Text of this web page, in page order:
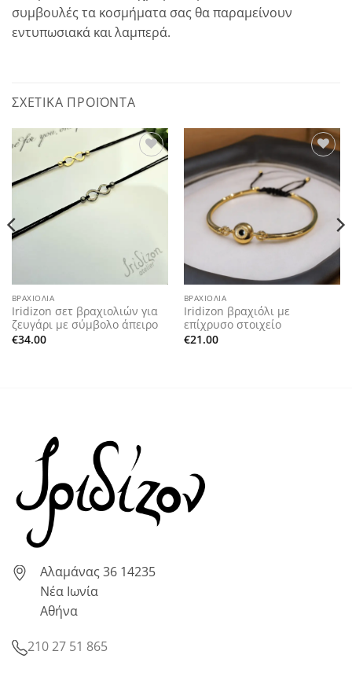
συμβουλές τα κοσμήματα σας θα παραμείνουν
εντυπωσιακά και λαμπερά.
ΣΧΕΤΙΚΆ ΠΡΟΪΌΝΤΑ
Add to
wishlist
ΒΡΑΧΙΌΛΙΑ
Iridizon σετ βραχιολιών για
ζευγάρι με σύμβολο άπειρο
€34.00
Add to
wishlist
ΒΡΑΧΙΌΛΙΑ
Iridizon βραχιόλι με
επίχρυσο στοιχείο
€21.00
Αλαμάνας 36 14235
Νέα Ιωνία
Αθήνα
210 27 51 865